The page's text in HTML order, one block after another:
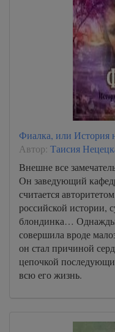
Фиалка, или История
Автор: Таисия
Внешне все
Он заведующий
считается
российской истории,
блондинка… Однажды
совершила вроде
он стал причиной
цепочкой
всю его жизнь.